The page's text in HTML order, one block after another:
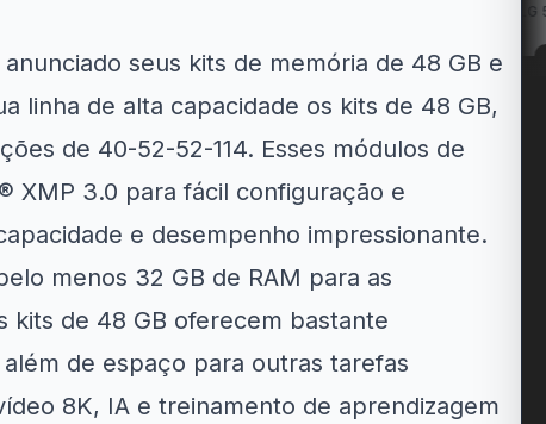
seus kits de memória de 48 GB e
linha de alta capacidade os kits de 48 GB,
de 40-52-52-114. Esses módulos de
XMP 3.0 para fácil configuração e
e desempenho impressionante.
menos 32 GB de RAM para as
kits de 48 GB oferecem bastante
de espaço para outras tarefas
8K, IA e treinamento de aprendizagem
Cupom LG 5% OFF na...